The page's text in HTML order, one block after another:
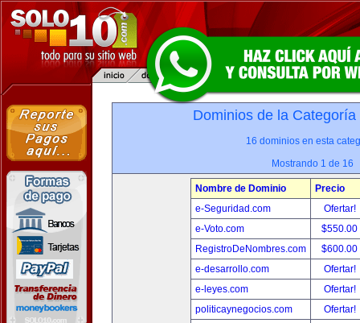
Dominios de la
16 dominios en esta
Mostrando 1 de 16
Nombre de Dominio
Precio
e-Seguridad.com
Ofertar!
e-Voto.com
$550.00
RegistroDeNombres.com
$600.00
e-desarrollo.com
Ofertar!
e-leyes.com
Ofertar!
politicaynegocios.com
Ofertar!